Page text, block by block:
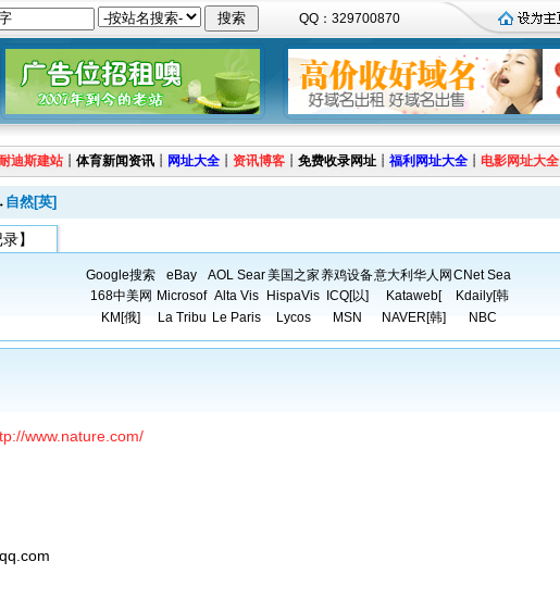
QQ：329700870
迪斯建站 ┊ 体育新闻资讯 ┊ 网址大全 ┊ 资讯博客 ┊ 免费收录网址 ┊ 福利网址大全 ┊ 电影网址大全
自然[英]
】
Google搜索 eBay AOL Sear美国之家养鸡设备意大利华人网 CNet Sea
168中美网 Microsof Alta Vis HispaVis ICQ[以] Kataweb[
Kdaily[韩
KM[俄]
La Tribu Le Paris Lycos MSN NAVER[韩] NBC
www.nature.com/